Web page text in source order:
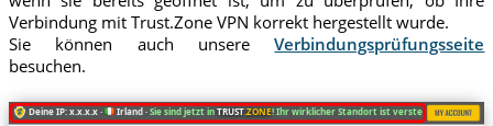
Verbindung mit Trust.Zone VPN korrekt hergestellt wurde.
Sie können auch unsereVerbindungsprüfungsseite
besuchen.
Deine IP: x.x.x.x · Irland ·Sie sind jetzt inTRUST.ZONE! Ihr wirklicher Standort ist versteckt!